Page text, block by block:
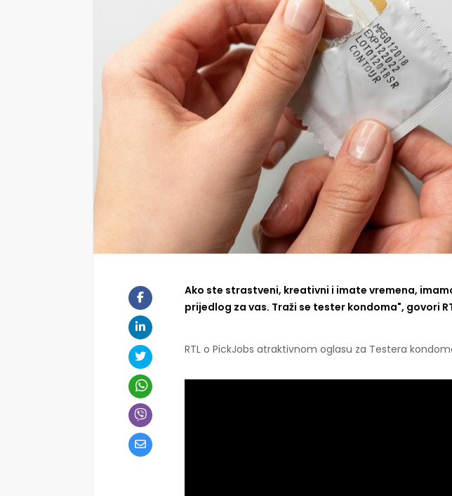
Ako ste strastveni, kreativni i imate vremena,
prijedlog za vas. Traži se tester kondoma", govori
RTL o PickJobs atraktivnom oglasu za Testera